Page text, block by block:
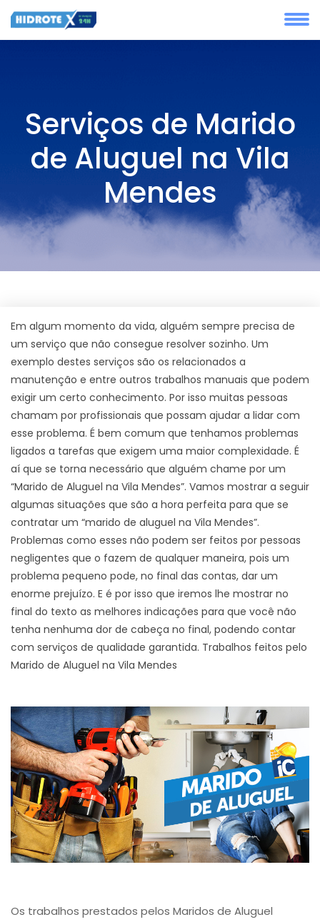
Serviços de Marido
de Aluguel na Vila
Mendes
Em algum momento da vida, alguém sempre precisa de
um serviço que não consegue resolver sozinho. Um
exemplo destes serviços são os relacionados a
manutenção e entre outros trabalhos manuais que podem
exigir um certo conhecimento. Por isso muitas pessoas
chamam por profissionais que possam ajudar a lidar com
esse problema. É bem comum que tenhamos problemas
ligados a tarefas que exigem uma maior complexidade. É
aí que se torna necessário que alguém chame por um
“Marido de Aluguel na Vila Mendes”. Vamos mostrar a seguir
algumas situações que são a hora perfeita para que se
contratar um “marido de aluguel na Vila Mendes”.
Problemas como esses não podem ser feitos por pessoas
negligentes que o fazem de qualquer maneira, pois um
problema pequeno pode, no final das contas, dar um
enorme prejuízo. E é por isso que iremos lhe mostrar no
final do texto as melhores indicações para que você não
tenha nenhuma dor de cabeça no final, podendo contar
com serviços de qualidade garantida. Trabalhos feitos pelo
Marido de Aluguel na Vila Mendes
Os trabalhos prestados pelos Maridos de Aluguel